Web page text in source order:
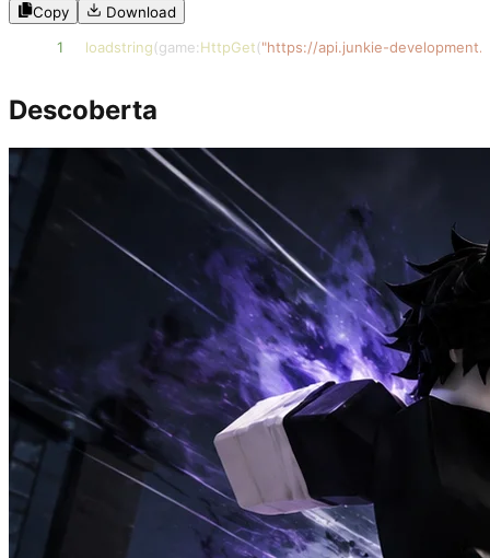
Copy Download
1 loadstring(game:HttpGet("https://api.junkie-
Descoberta